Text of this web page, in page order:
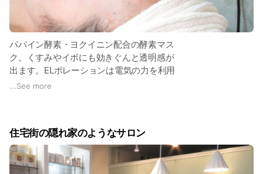
パパイン酵素・ヨクイニン配合の酵素マス
ク。くすみやイボにも効きぐんと透明感が
出ます。ELポレーションは電気の力を利用
してコラーゲン・ヒアルロン酸などをお肌
...See more
住宅街の隠れ家のようなサロン